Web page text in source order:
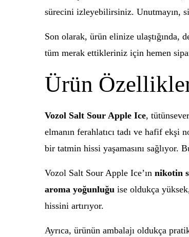
sürecini izleyebilirsiniz. Unutmayın,
Son olarak, ürün elinize
tüm merak ettikleriniz için hemen
Ürün
Vozol Salt Sour Apple Ice,
elmanın ferahlatıcı tadı ve hafif ekşi
bir tatmin hissi yaşamasını sağlıyor.
Vozol Salt Sour Apple Ice’ın nikotin
aroma yoğunluğu ise oldukça
hissini artırıyor.
Ayrıca, ürünün ambalajı oldukça